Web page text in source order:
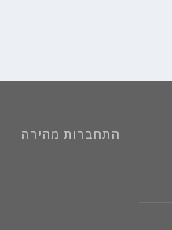
התחברות מהירה